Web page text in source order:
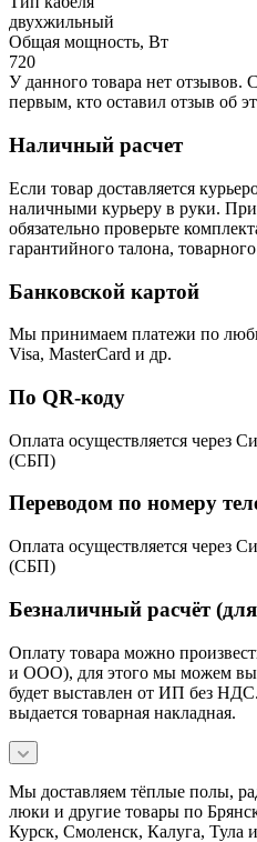
двухжильный
Общая мощность, Вт
720
У данного товара нет отзывов.
первым, кто оставил отзыв об
Наличный расчет
Если товар доставляется
наличными курьеру в руки.
обязательно проверьте
гарантийного талона,
Банковской картой
Мы принимаем платежи по
Visa, MasterCard и др.
По QR-коду
Оплата осуществляется через
(СБП)
Переводом по номеру
Оплата осуществляется через
(СБП)
Безналичный расчёт
Оплату товара можно
и ООО), для этого мы можем
будет выставлен от ИП без
выдается товарная накладная.
Мы доставляем тёплые полы,
люки и другие товары по
Курск, Смоленск, Калуга, Тула